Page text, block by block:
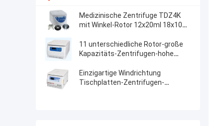
Medizinische Zentrifuge TDZ4K
mit Winkel-Rotor 12x20ml 18x10ml
11 unterschiedliche Rotor-große
Kapazitäts-Zentrifugen-hohe
Einzigartige Windrichtung
Tischplatten-Zentrifugen-